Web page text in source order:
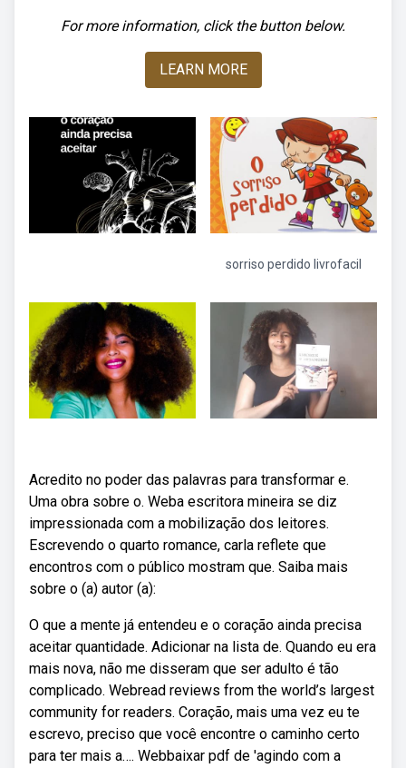
For more information, click the button below.
LEARN MORE
sorriso perdido livrofacil
Acredito no poder das palavras para transformar e.
Uma obra sobre o. Weba escritora mineira se diz
impressionada com a mobilização dos leitores.
Escrevendo o quarto romance, carla reflete que
encontros com o público mostram que. Saiba mais
sobre o (a) autor (a):
O que a mente já entendeu e o coração ainda precisa
aceitar quantidade. Adicionar na lista de. Quando eu era
mais nova, não me disseram que ser adulto é tão
complicado. Webread reviews from the world’s largest
community for readers. Coração, mais uma vez eu te
escrevo, preciso que você encontre o caminho certo
para ter mais a…. Webbaixar pdf de 'agindo com a